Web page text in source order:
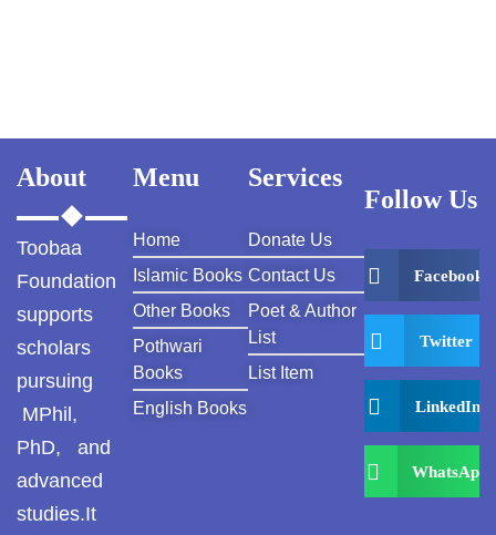
About
Toobaa
Foundation
supports
scholars
pursuing
MPhil,
PhD, and
advanced
studies.It
Menu
Home
Islamic Books
Other Books
Pothwari
Books
English Books
Services
Donate Us
Contact Us
Poet & Author
List
List Item
Follow Us
Facebook
Twitter
LinkedIn
WhatsApp